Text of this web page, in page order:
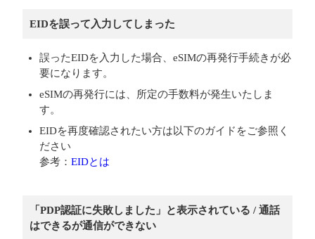
EIDを誤って入力してしまった
誤ったEIDを入力した場合、eSIMの再発行手続きが必
要になります。
eSIMの再発行には、所定の手数料が発生いたしま
す。
EIDを再度確認されたい方は以下のガイドをご参照く
ださい
参考： EIDとは
「PDP認証に失敗しました」と表示されている / 通話
はできるが通信ができない